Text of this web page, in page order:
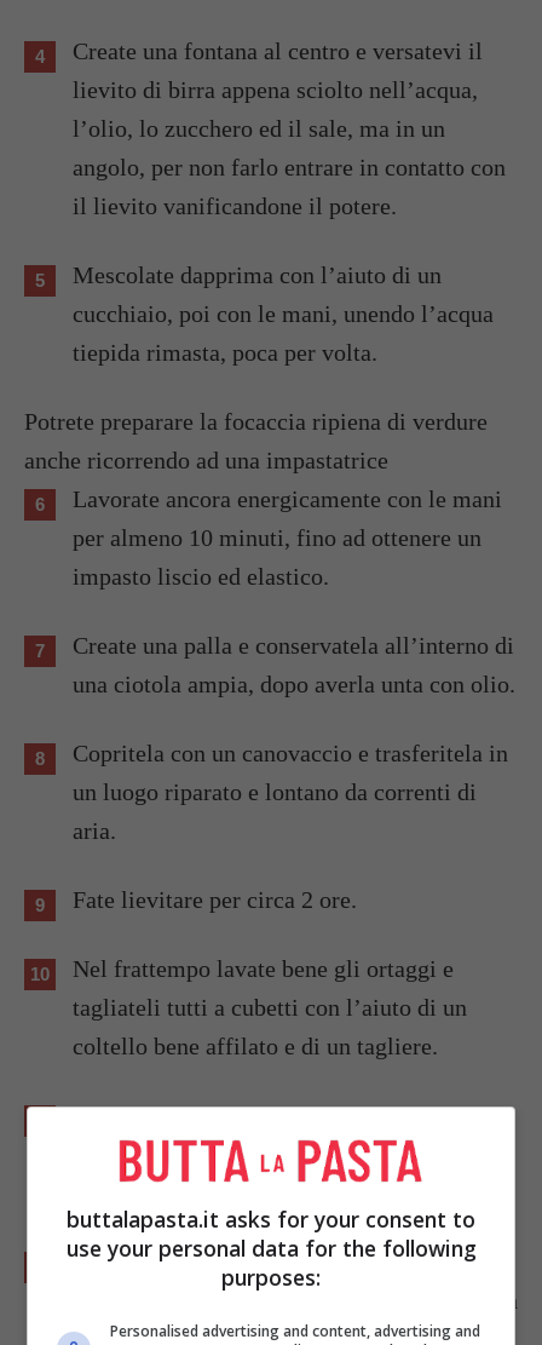
Create una fontana al centro e versatevi il
lievito di birra appena sciolto nell’acqua,
l’olio, lo zucchero ed il sale, ma in un
angolo, per non farlo entrare in contatto con
il lievito vanificandone il potere.
Mescolate dapprima con l’aiuto di un
cucchiaio, poi con le mani, unendo l’acqua
tiepida rimasta, poca per volta.
Potrete preparare la focaccia ripiena di verdure
anche ricorrendo ad una impastatrice
Lavorate ancora energicamente con le mani
per almeno 10 minuti, fino ad ottenere un
impasto liscio ed elastico.
Create una palla e conservatela all’interno di
una ciotola ampia, dopo averla unta con olio.
Copritela con un canovaccio e trasferitela in
un luogo riparato e lontano da correnti di
aria.
Fate lievitare per circa 2 ore.
Nel frattempo lavate bene gli ortaggi e
tagliateli tutti a cubetti con l’aiuto di un
coltello bene affilato e di un tagliere.
Versate in un tegame dell’olio di oliva e, una
volta raggiunta la temperatura, unite le
Fatele cuocere per circa 15 minuti su
fiamma sostenuta, mescolando spesso con un
cucchiaio di legno.
buttalapasta.it asks for your consent to
use your personal data for the following
purposes:
Personalised advertising and content, advertising and